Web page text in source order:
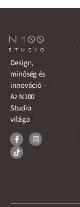
Design,
minőség és
innováció –
Az N100
Studio
világa